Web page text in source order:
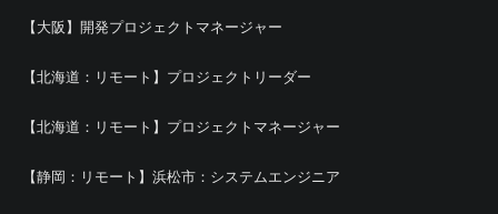
【大阪】開発プロジェクトマネージャー
【北海道：リモート】プロジェクトリーダー
【北海道：リモート】プロジェクトマネージャー
【静岡：リモート】浜松市：システムエンジニア